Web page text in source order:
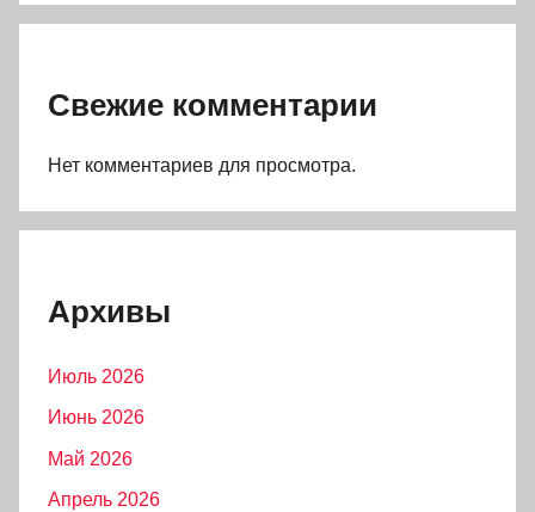
Свежие комментарии
Нет комментариев для просмотра.
Архивы
Июль 2026
Июнь 2026
Май 2026
Апрель 2026